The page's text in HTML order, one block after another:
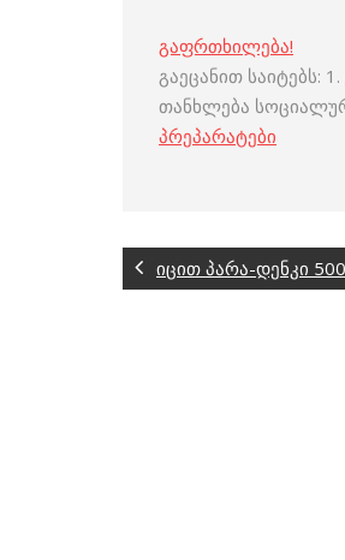
გაფრთხილება!
გაეცანით საიტებს: 1.
თანხლება
პრეპარატები
იცით პარა-დენკი